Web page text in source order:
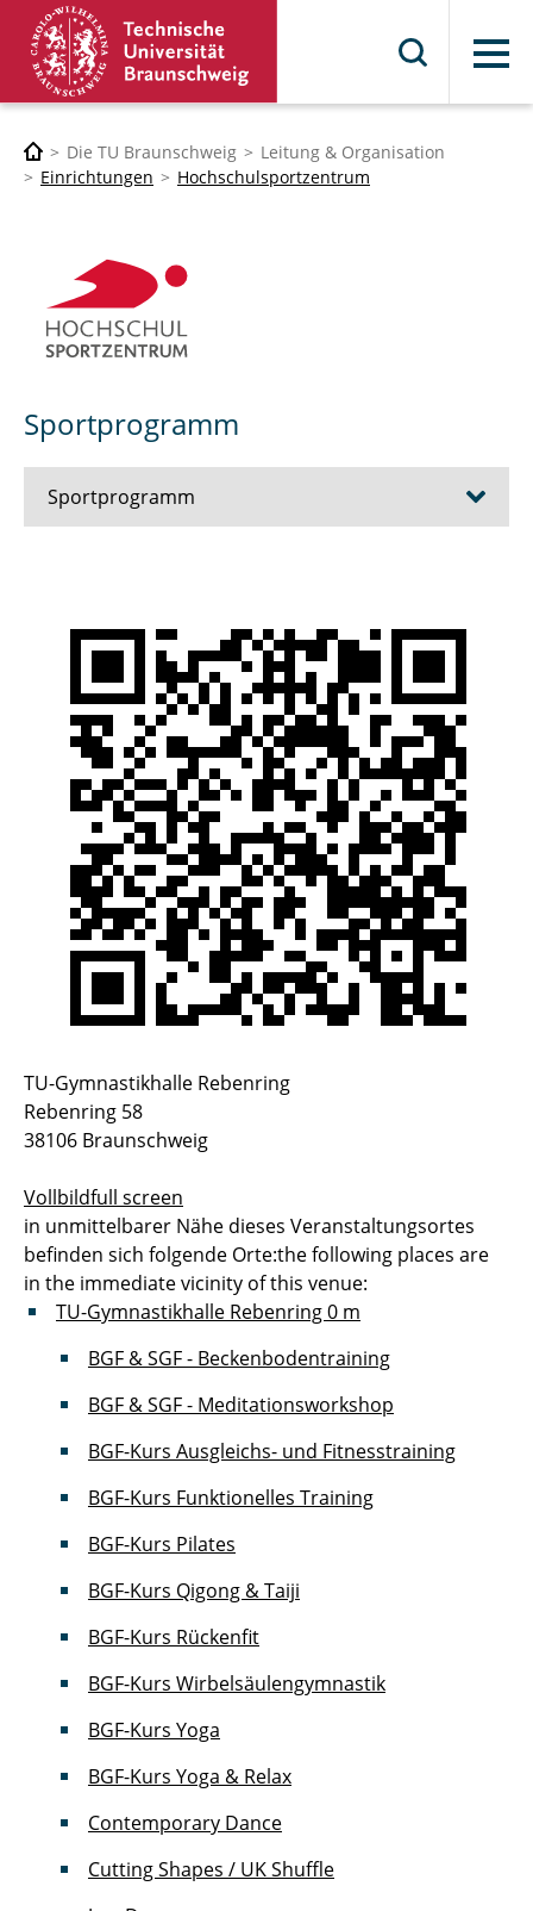
Menü
Die TU Braunschweig
Leitung & Organisation
Einrichtungen
Hochschulsportzentrum
Sportprogramm
Sportprogramm
Buchungs- und Teilnahmebedingungen
Nutzungsordnungen
Differenzierung der Sportangebote
Feedback Sportangebot
Verletzt im HSP - und nun?
Versicherungen im Sport & Studium
TU-Gymnastikhalle Rebenring
Rebenring 58
38106 Braunschweig
Vollbildfull screen
in unmittelbarer Nähe dieses Veranstaltungsortes
befinden sich folgende Orte:the following places are
in the immediate vicinity of this venue:
TU-Gymnastikhalle Rebenring0 m
BGF & SGF - Beckenbodentraining
BGF & SGF - Meditationsworkshop
BGF-Kurs Ausgleichs- und Fitnesstraining
BGF-Kurs Funktionelles Training
BGF-Kurs Pilates
BGF-Kurs Qigong & Taiji
BGF-Kurs Rückenfit
BGF-Kurs Wirbelsäulengymnastik
BGF-Kurs Yoga
BGF-Kurs Yoga & Relax
Contemporary Dance
Cutting Shapes / UK Shuffle